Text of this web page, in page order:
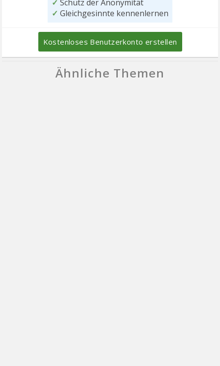
✓ Schutz der Anonymität
✓ Gleichgesinnte kennenlernen
Kostenloses Benutzerkonto erstellen
Ähnliche Themen